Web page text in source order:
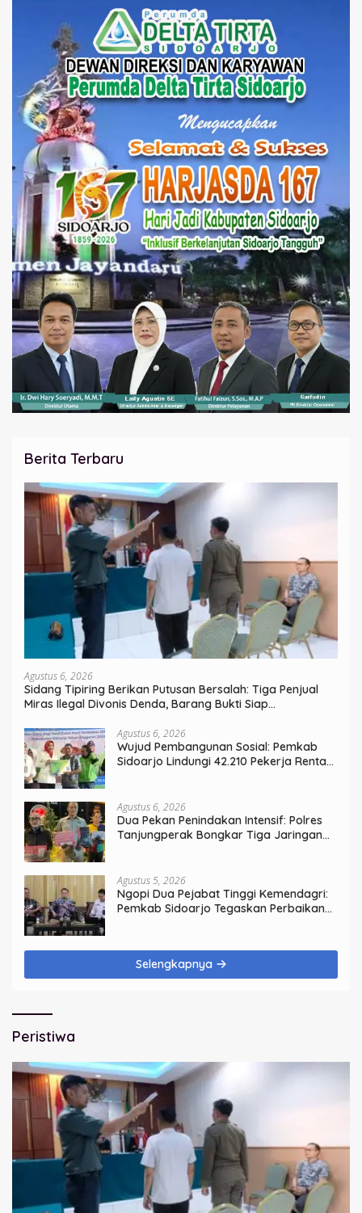
Berita Terbaru
Agustus 6, 2026
Sidang Tipiring Berikan Putusan Bersalah: Tiga Penjual
Miras Ilegal Divonis Denda, Barang Bukti Siap
Agustus 6, 2026
Wujud Pembangunan Sosial: Pemkab
Sidoarjo Lindungi 42.210 Pekerja Rentan
Agustus 6, 2026
Dua Pekan Penindakan Intensif: Polres
Tanjungperak Bongkar Tiga Jaringan
Agustus 5, 2026
Ngopi Dua Pejabat Tinggi Kemendagri:
Pemkab Sidoarjo Tegaskan Perbaikan
Selengkapnya
Peristiwa